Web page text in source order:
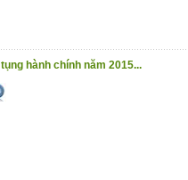
hành chính năm 2015...